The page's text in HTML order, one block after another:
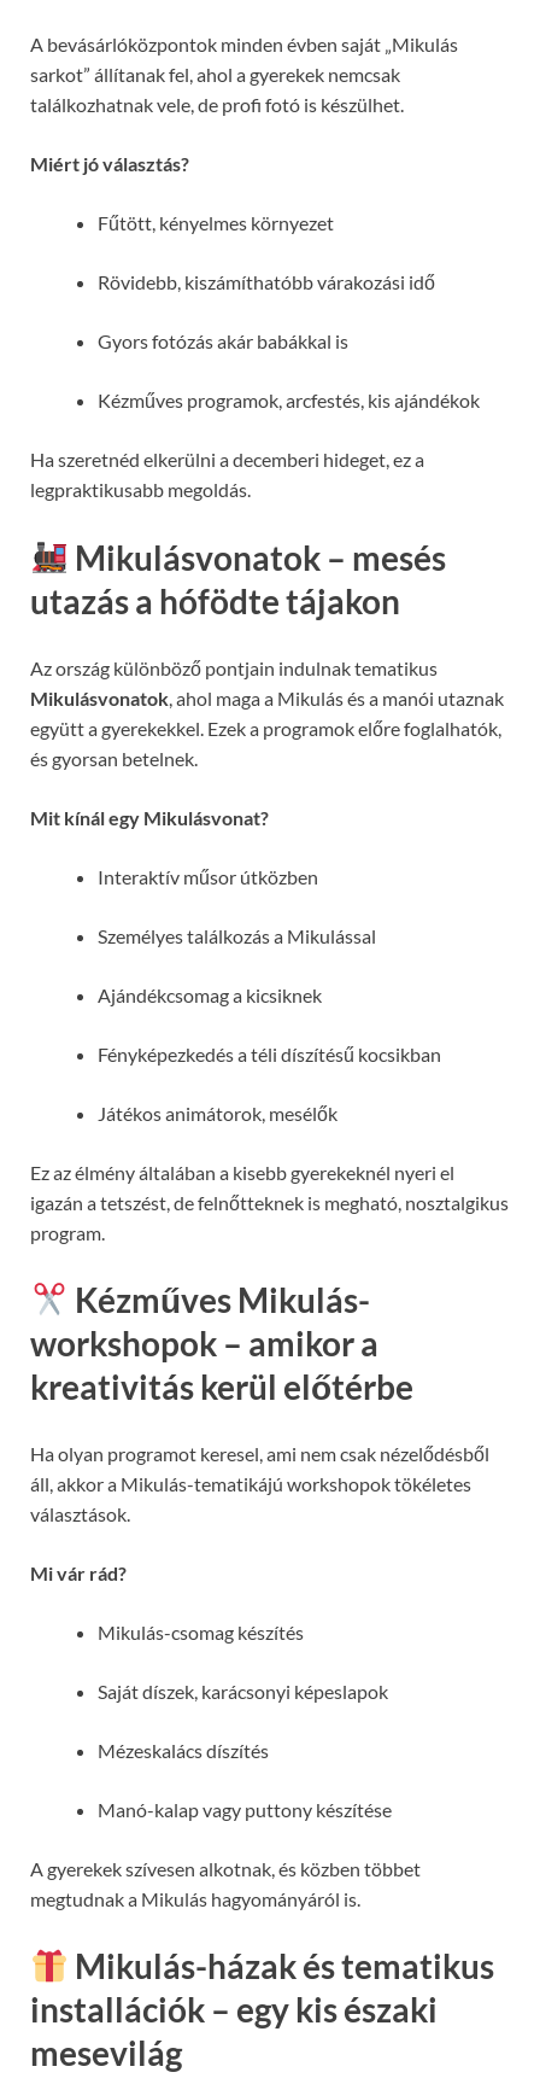
A bevásárlóközpontok minden évben saját „Mikulás
sarkot” állítanak fel, ahol a gyerekek nemcsak
találkozhatnak vele, de profi fotó is készülhet.
Miért jó választás?
Fűtött, kényelmes környezet
Rövidebb, kiszámíthatóbb várakozási idő
Gyors fotózás akár babákkal is
Kézműves programok, arcfestés, kis ajándékok
Ha szeretnéd elkerülni a decemberi hideget, ez a
legpraktikusabb megoldás.
Mikulásvonatok – mesés
utazás a hófödte tájakon
Az ország különböző pontjain indulnak tematikus
Mikulásvonatok, ahol maga a Mikulás és a manói utaznak
együtt a gyerekekkel. Ezek a programok előre foglalhatók,
és gyorsan betelnek.
Mit kínál egy Mikulásvonat?
Interaktív műsor útközben
Személyes találkozás a Mikulással
Ajándékcsomag a kicsiknek
Fényképezkedés a téli díszítésű kocsikban
Játékos animátorok, mesélők
Ez az élmény általában a kisebb gyerekeknél nyeri el
igazán a tetszést, de felnőtteknek is megható, nosztalgikus
program.
Kézműves Mikulás-
workshopok – amikor a
kreativitás kerül előtérbe
Ha olyan programot keresel, ami nem csak nézelődésből
áll, akkor a Mikulás-tematikájú workshopok tökéletes
választások.
Mi vár rád?
Mikulás-csomag készítés
Saját díszek, karácsonyi képeslapok
Mézeskalács díszítés
Manó-kalap vagy puttony készítése
A gyerekek szívesen alkotnak, és közben többet
megtudnak a Mikulás hagyományáról is.
Mikulás-házak és tematikus
installációk – egy kis északi
mesevilág